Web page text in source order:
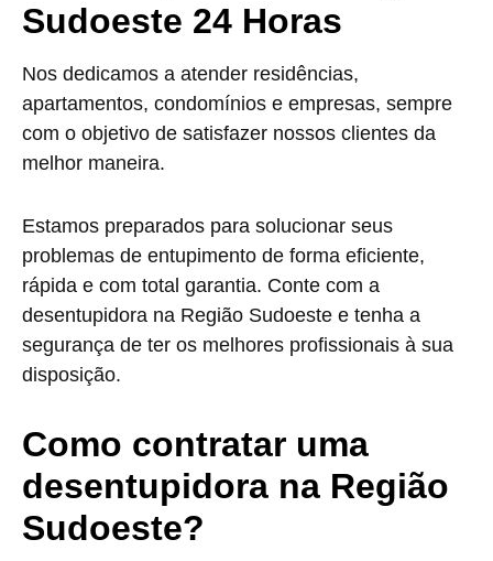
Sudoeste 24 Horas
Nos dedicamos a atender residências,
apartamentos, condomínios e empresas, sempre
com o objetivo de satisfazer nossos clientes da
melhor maneira.
Estamos preparados para solucionar seus
problemas de entupimento de forma eficiente,
rápida e com total garantia. Conte com a
desentupidora na Região Sudoeste e tenha a
segurança de ter os melhores profissionais à sua
disposição.
Como contratar uma
desentupidora na Região
Sudoeste?